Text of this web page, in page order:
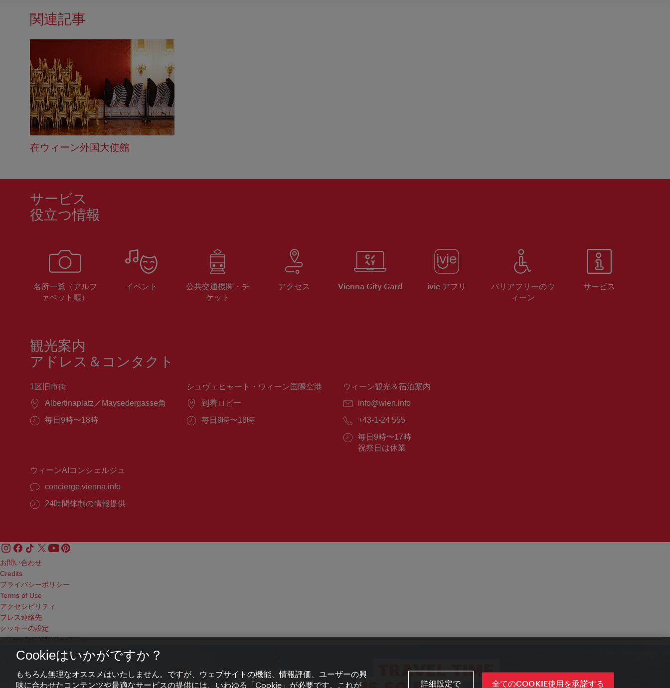
関連記事
在ウィーン外国大使館
サービス
役立つ情報
名所一覧（アルフ
ァベット順）
イベント
公共交通機関・チ
ケット
アクセス Vienna City Card ivie アプリ
バリアフリーのウ
ィーン
サービス
観光案内
アドレス＆コンタクト
1区旧市街
場
Albertinaplatz／Maysedergasse角
営
毎日9時〜18時
シュヴェヒャート・ウィーン国際空港
場
到着ロビー
営
毎日9時〜18時
ウィーン観光＆宿泊案内
E
ー
ル：
info@wien.info
電
番
号：
+43-1-24 555
営
業
毎日9時〜17時
祝祭日は休業
ウィーンAIコンシェルジュ
concierge.vienna.info
24時間体制の情報提供
お問い合わせ
Credits
プライバシーポリシー
Terms of Use
アクセシビリティ
プレス連絡先
クッキーの設定
© Copyright WienTourismus
Cookieはいかがですか？
もちろん無理なオススメはいたしません。ですが、ウェブサイトの機能、情報評価、ユーザーの興
味に合わせたコンテンツや最適なサービスの提供には、いわゆる「Cookie」が必要です。これが
詳細設定で 全てのCOOKIE使用を承諾する